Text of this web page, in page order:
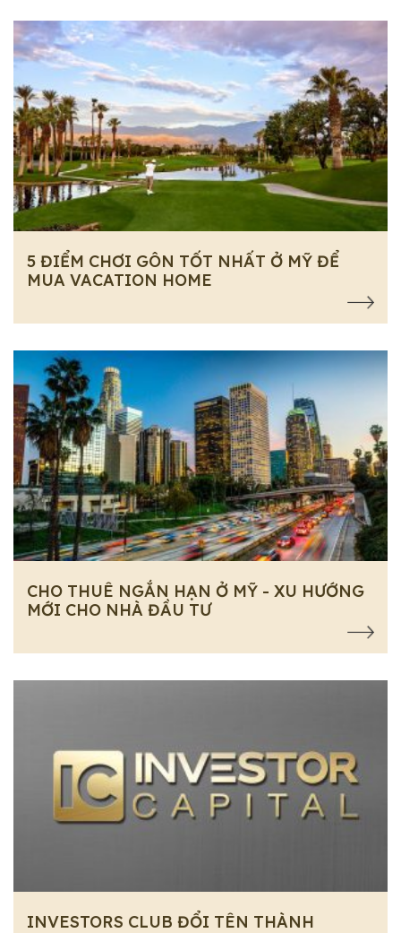
5 ĐIỂM CHƠI GÔN TỐT NHẤT Ở MỸ ĐỂ
MUA VACATION HOME
CHO THUÊ NGẮN HẠN Ở MỸ - XU HƯỚNG
MỚI CHO NHÀ ĐẦU TƯ
INVESTORS CLUB ĐỔI TÊN THÀNH